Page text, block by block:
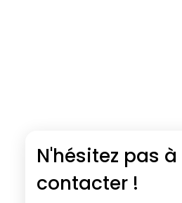
N'hésitez pas
contacter !